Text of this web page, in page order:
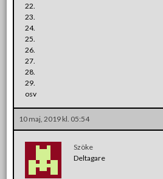
22.
23.
24.
25.
26.
27.
28.
29.
osv
10 maj, 2019 kl. 05:54
Szöke
Deltagare